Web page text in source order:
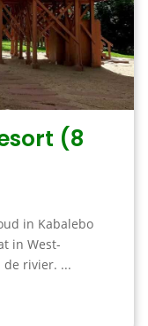
(8
in Kabalebo
in West-
de rivier. ...